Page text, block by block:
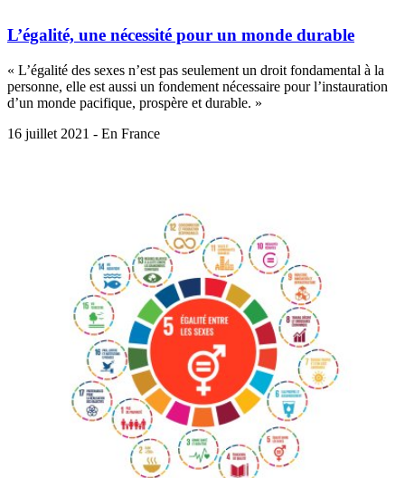
L’égalité, une nécessité pour un monde durable
« L’égalité des sexes n’est pas seulement un droit fondamental à la
personne, elle est aussi un fondement nécessaire pour l’instauration
d’un monde pacifique, prospère et durable. »
16 juillet 2021 - En France